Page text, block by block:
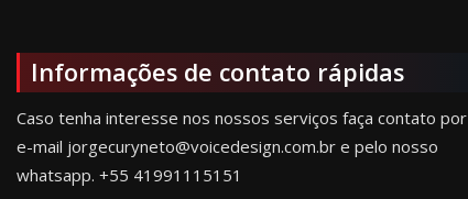
Informações de contato rápidas
Caso tenha interesse nos nossos serviços faça contato por
e-mail jorgecuryneto@voicedesign.com.br e pelo nosso
whatsapp. +55 41991115151